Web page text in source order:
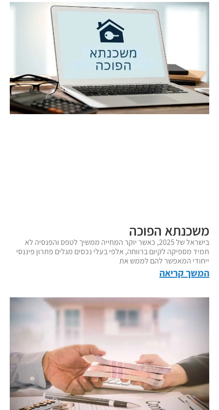
משכנתא הפוכה
בישראל של 2025, כאשר יוקר המחייה ממשיך לטפס והפנסיה לא
תמיד מספיקה לקיום ברווחה, אלפי בעלי נכסים מגלים פתרון פיננסי
ייחודי המאפשר להם לממש את
המשך קריאה